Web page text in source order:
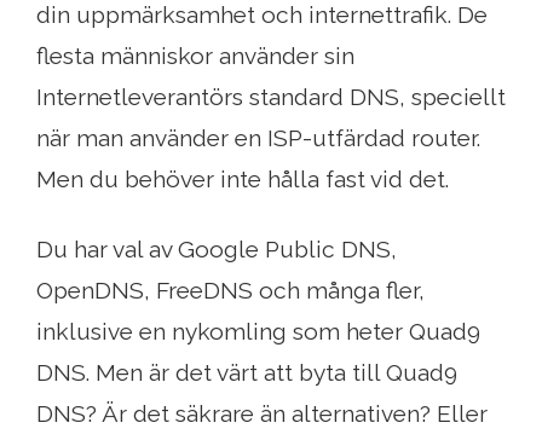
din uppmärksamhet och internettrafik. De
flesta människor använder sin
Internetleverantörs standard DNS, speciellt
när man använder en ISP-utfärdad router.
Men du behöver inte hålla fast vid det.
Du har val av Google Public DNS,
OpenDNS, FreeDNS och många fler,
inklusive en nykomling som heter Quad9
DNS. Men är det värt att byta till Quad9
DNS? Är det säkrare än alternativen? Eller